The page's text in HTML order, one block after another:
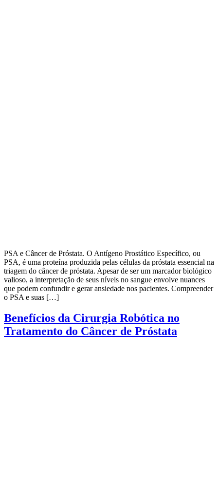
PSA e Câncer de Próstata. O Antígeno Prostático Específico, ou
PSA, é uma proteína produzida pelas células da próstata essencial na
triagem do câncer de próstata. Apesar de ser um marcador biológico
valioso, a interpretação de seus níveis no sangue envolve nuances
que podem confundir e gerar ansiedade nos pacientes. Compreender
o PSA e suas […]
Benefícios da Cirurgia Robótica no
Tratamento do Câncer de Próstata